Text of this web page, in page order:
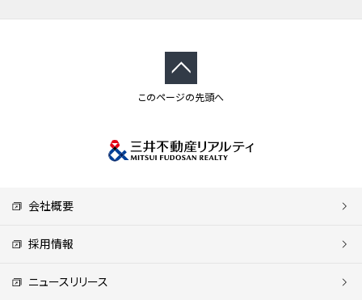
このページの先頭へ
会社概要
採用情報
ニュースリリース